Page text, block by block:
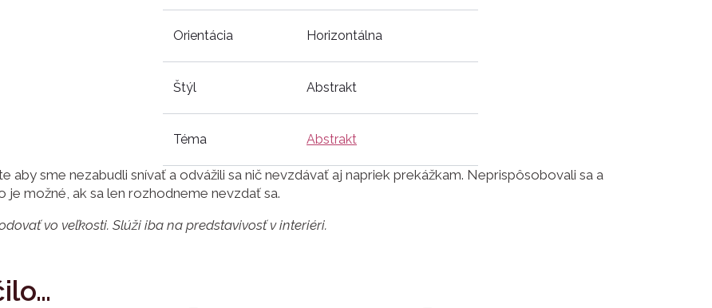
Orientácia Horizontálna
Štýl Abstrakt
Téma Abstrakt
aby sme nezabudli snívať a odvážili sa nič nevzdávať aj napriek prekážkam. Neprispôsobovali sa a
je možné, ak sa len rozhodneme nevzdať sa.
vo veľkosti. Slúži iba na predstavivosťv interiéri.